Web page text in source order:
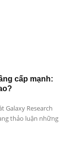
cấp mạnh:
Galaxy Research
thảo luận những